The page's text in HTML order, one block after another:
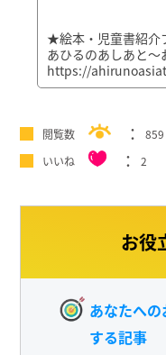
★絵本・児童書紹
あひるのあしあと
https://
閲覧数
859
いいね
2
お役
あなたへ
する記事